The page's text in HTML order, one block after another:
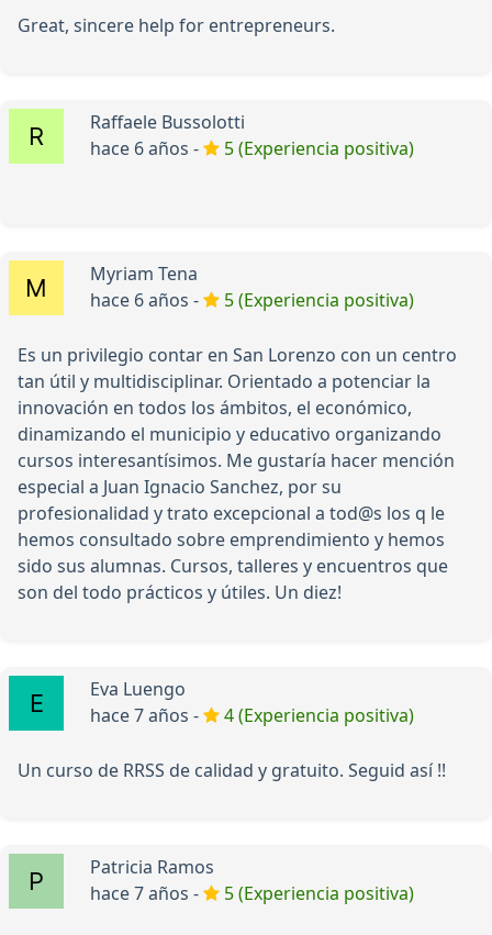
Great, sincere help for entrepreneurs.
Raffaele Bussolotti
hace 6 años -
5 (Experiencia positiva)
Myriam Tena
hace 6 años -
5 (Experiencia positiva)
Es un privilegio contar en San Lorenzo con un centro
tan útil y multidisciplinar. Orientado a potenciar la
innovación en todos los ámbitos, el económico,
dinamizando el municipio y educativo organizando
cursos interesantísimos. Me gustaría hacer mención
especial a Juan Ignacio Sanchez, por su
profesionalidad y trato excepcional a tod@s los q le
hemos consultado sobre emprendimiento y hemos
sido sus alumnas. Cursos, talleres y encuentros que
son del todo prácticos y útiles. Un diez!
Eva Luengo
hace 7 años -
4 (Experiencia positiva)
Un curso de RRSS de calidad y gratuito. Seguid así !!
Patricia Ramos
hace 7 años -
5 (Experiencia positiva)